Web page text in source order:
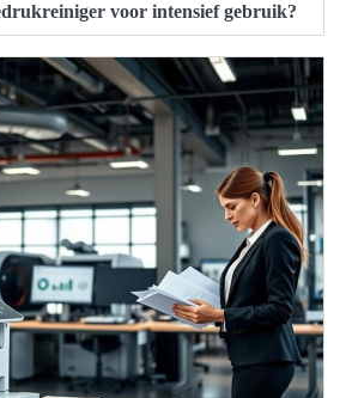
voor intensief gebruik?